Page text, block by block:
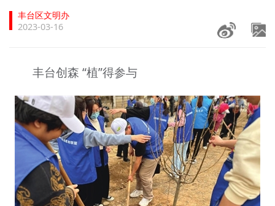
文明创建
文明培育
未成年人思想道德建设
榜样人物
+
身边好人
文明评论
丰台区文明办
2023-03-16
丰台创森 “植”得参与